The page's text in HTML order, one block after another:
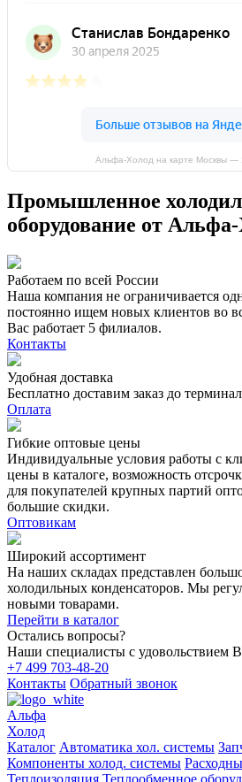
Альфа-Холод на карте Москвы —
Промышленное
оборудование от
Работаем по всей России
Наша компания не ограничивается
постоянно ищем новых клиентов во
Вас работает 5 филиалов.
Контакты
Удобная доставка
Бесплатно доставим заказ до
Оплата
Гибкие оптовые цены
Индивидуальные условия работы с
цены в каталоге, возможность
для покупателей крупных партий
большие скидки.
Оптовикам
Широкий ассортимент
На наших складах представлен
холодильных конденсаторов. Мы
новыми товарами.
Перейти в каталог
Остались вопросы?
Наши специалисты с удовольствием
+7 499 703-48-20
Контакты Обратный звонок
Альфа
Холод
Каталог Автоматика хол. системы
Компоненты холод. системы
Теплоизоляция Теплообменное